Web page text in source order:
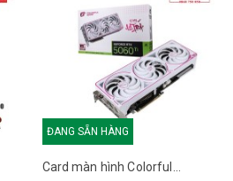
ĐANG SẴN HÀNG
Card màn hình Colorful...